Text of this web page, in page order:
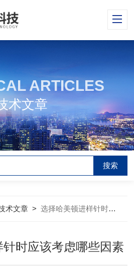
ARTICLES
术文章
术文章 >选择哈美顿进样针时应该考虑哪些因素
时应该考虑哪些因素